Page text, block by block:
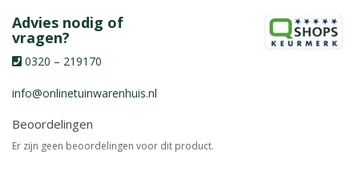
Advies nodig of
vragen?
0320 – 219170
info@onlinetuinwarenhuis.nl
Beoordelingen
Er zijn geen beoordelingen voor dit product.